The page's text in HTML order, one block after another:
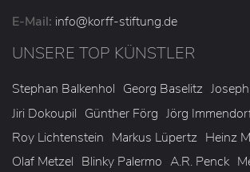
E-Mail: info@korff-stiftung.de
UNSERE TOP KÜNSTLER
Stephan Balkenhol Georg Baselitz
Jiri Dokoupil Günther Förg Jörg
Roy Lichtenstein Markus Lüpertz Heinz
Olaf Metzel Blinky Palermo A.R. Penck